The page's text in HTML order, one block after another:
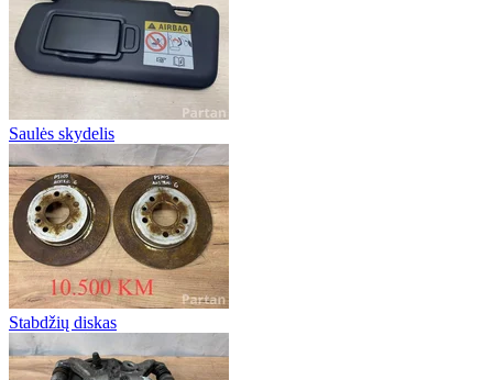
Saulės skydelis
Stabdžių diskas